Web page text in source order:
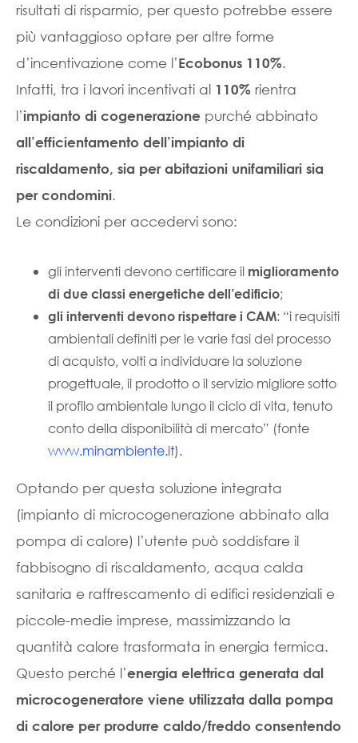
risultati di risparmio, per questo potrebbe essere
più vantaggioso optare per altre forme
d’incentivazione come l’Ecobonus 110%.
Infatti, tra i lavori incentivati al 110% rientra
l’impianto di cogenerazione purché abbinato
all’efficientamento dell’impianto di
riscaldamento, sia per abitazioni unifamiliari sia
per condomini.
Le condizioni per accedervi sono:
gli interventi devono certificare il miglioramento
di due classi energetiche dell’edificio;
gli interventi devono rispettare i CAM: “i requisiti
ambientali definiti per le varie fasi del processo
di acquisto, volti a individuare la soluzione
progettuale, il prodotto o il servizio migliore sotto
il profilo ambientale lungo il ciclo di vita, tenuto
conto della disponibilità di mercato” (fonte
www.minambiente.it).
Optando per questa soluzione integrata
(impianto di microcogenerazione abbinato alla
pompa di calore) l’utente può soddisfare il
fabbisogno di riscaldamento, acqua calda
sanitaria e raffrescamento di edifici residenziali e
piccole-medie imprese, massimizzando la
quantità calore trasformata in energia termica.
Questo perché l’energia elettrica generata dal
microcogeneratore viene utilizzata dalla pompa
di calore per produrre caldo/freddo consentendo